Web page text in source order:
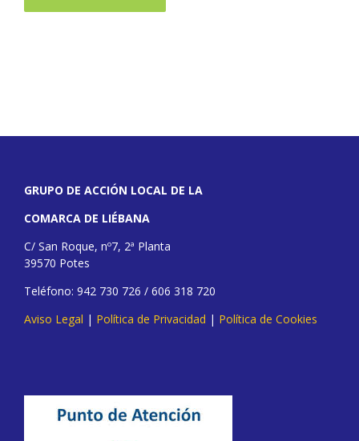
GRUPO DE ACCIÓN LOCAL DE LA
COMARCA DE LIÉBANA
C/ San Roque, nº7, 2ª Planta
39570 Potes
Teléfono: 942 730 726 / 606 318 720
Aviso Legal | Política de Privacidad | Política de Cookies